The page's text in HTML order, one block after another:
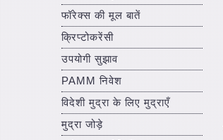
फॉरेक्स की मूल बातें
क्रिप्टोकरेंसी
उपयोगी सुझाव
PAMM निवेश
विदेशी मुद्रा के लिए मुद्राएँ
मुद्रा जोड़े